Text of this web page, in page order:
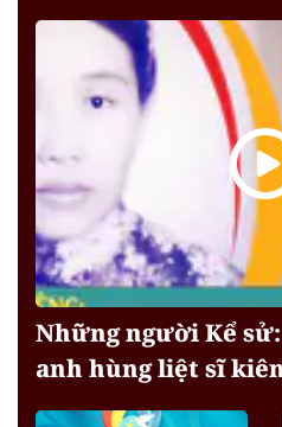
Những người Kể
anh hùng liệt sĩ